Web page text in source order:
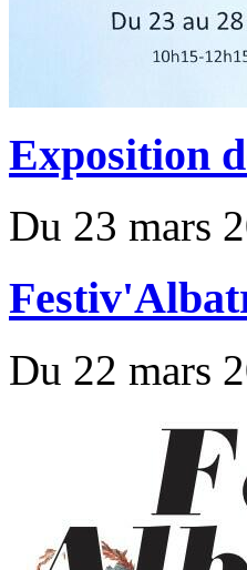
Exposition
Du 23 mars
Du 22 mars